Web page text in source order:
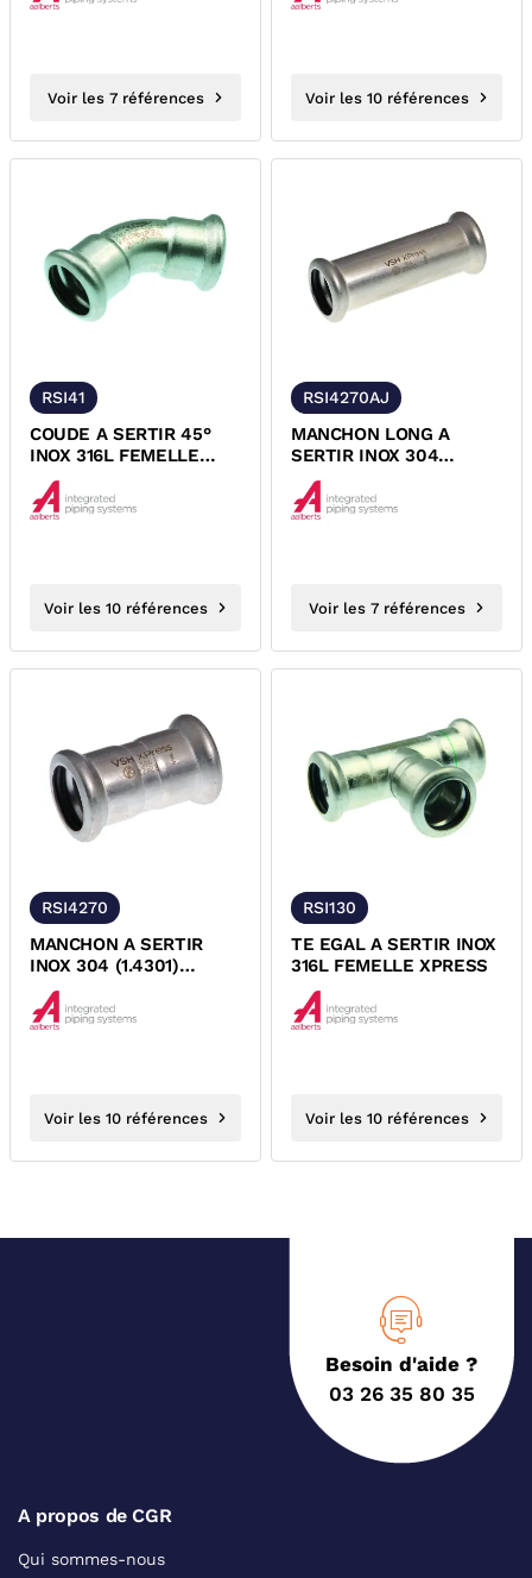
Voir les 7 références Voir les 10 références
RSI41
COUDE A SERTIR 45°
INOX 316L FEMELLE
FEMELLE XPRESS
Voir les 10 références
RSI4270AJ
MANCHON LONG A
SERTIR INOX 304
(1.4301) FEMELLE
FEMELLE XPRESS
Voir les 7 références
RSI4270
MANCHON A SERTIR
INOX 304 (1.4301)
FEMELLE FEMELLE
XPRESS
Voir les 10 références
RSI130
TE EGAL A SERTIR INOX
316L FEMELLE XPRESS
Voir les 10 références
Besoin d'aide ?
03 26 35 80 35
A propos de CGR
Qui sommes-nous